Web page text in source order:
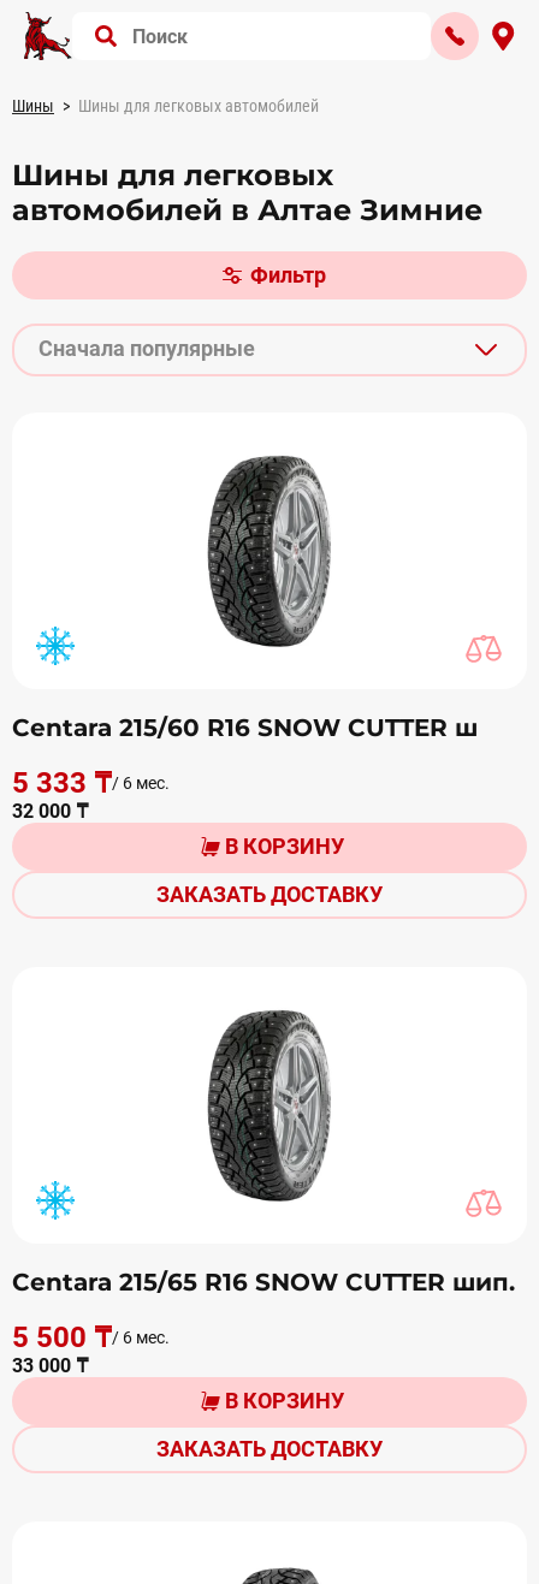
Шины Шины для легковых автомобилей
Шины для легковых
автомобилей в Алтае Зимние
Фильтр
Сначала популярные
Centara 215/60 R16 SNOW CUTTER ш
5 333 ₸/ 6 мес.
32 000 ₸
В КОРЗИНУ
ЗАКАЗАТЬ ДОСТАВКУ
Centara 215/65 R16 SNOW CUTTER шип.
5 500 ₸/ 6 мес.
33 000 ₸
В КОРЗИНУ
ЗАКАЗАТЬ ДОСТАВКУ